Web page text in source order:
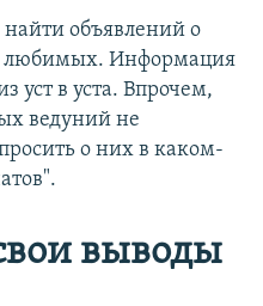
найти объявлений о
любимых. Информация
уст в уста. Впрочем,
ведуний не
о них в каком-
выводы